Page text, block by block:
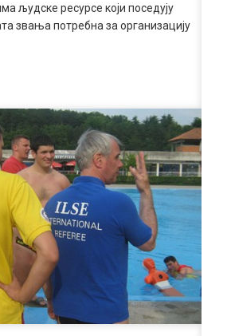
људске ресурсе који поседују
звања потребна за организацију